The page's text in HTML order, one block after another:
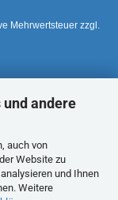
andere
auch von
Website zu
und Ihnen
Weitere
Mehrwertsteuer zzgl.